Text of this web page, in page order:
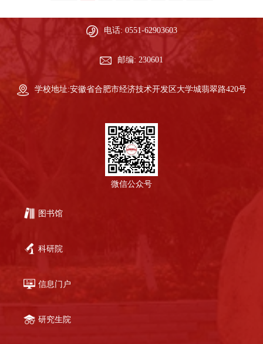
电话: 0551-62903603
邮编: 230601
学校地址:安徽省合肥市经济技术开发区大学城翡翠路420号
微信公众号
图书馆
科研院
信息门户
研究生院